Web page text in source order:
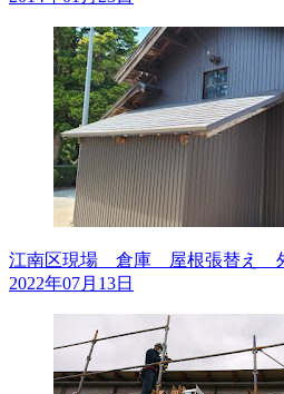
江南区現場 倉庫 屋根張替え
2022年07月13日